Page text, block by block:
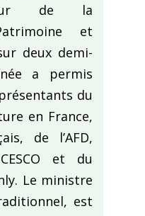
de la
et
deux demi-
a permis
du
en France,
de l’AFD,
et du
Le ministre
est